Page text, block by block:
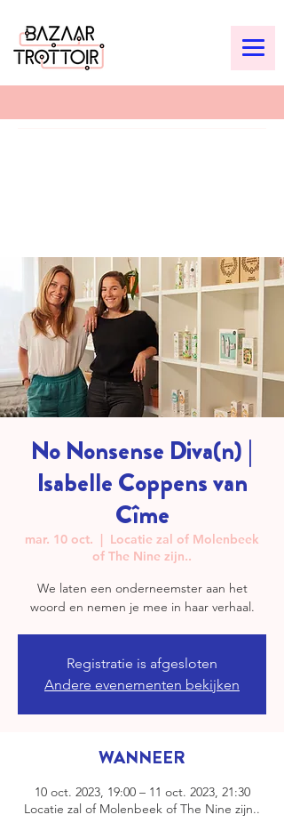
No Nonsense Diva(n) |
Isabelle Coppens van
Cîme
mar. 10 oct.
  |
Locatie zal of Molenbeek
of The Nine zijn..
We laten een onderneemster aan het
woord en nemen je mee in haar verhaal.
Registratie is afgesloten
Andere evenementen bekijken
WANNEER
10 oct. 2023, 19:00 – 11 oct. 2023, 21:30
Locatie zal of Molenbeek of The Nine zijn..